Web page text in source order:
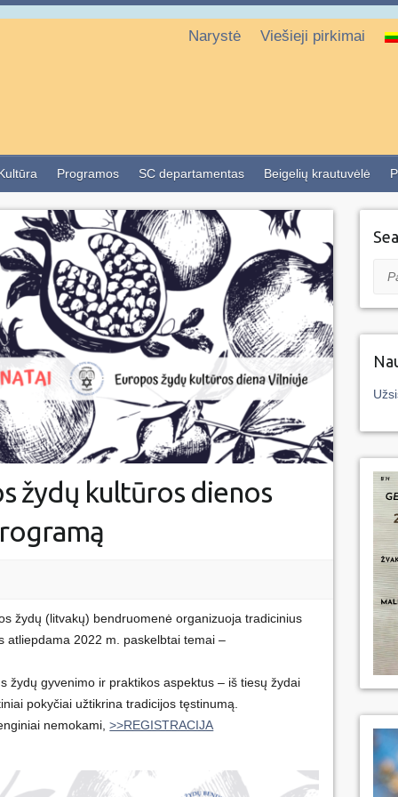
Narystė Viešieji pirkimai
Programos SC departamentas Beigelių krautuvėlė
žydų kultūros dienos
žydų (litvakų) bendruomenė organizuoja tradicinius
atliepdama 2022 m. paskelbtai temai –
žydų gyvenimo ir praktikos aspektus – iš tiesų žydai
pokyčiai užtikrina tradicijos tęstinumą.
nemokami,>>REGISTRACIJA